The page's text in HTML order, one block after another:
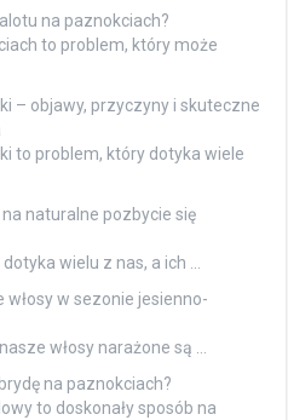
na paznokciach?
to problem, który może
– objawy, przyczyny i skuteczne
to problem, który dotyka wiele
naturalne pozbycie się
wielu z nas, a ich …
włosy w sezonie jesienno-
włosy narażone są …
na paznokciach?
to doskonały sposób na